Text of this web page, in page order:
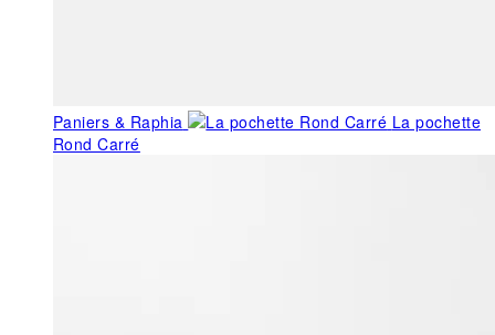
Paniers & Raphia
La pochette
Rond Carré